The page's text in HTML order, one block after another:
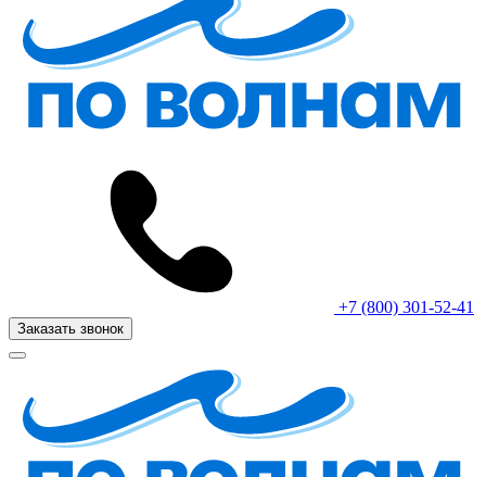
+7 (800) 301-52-41
Заказать звонок